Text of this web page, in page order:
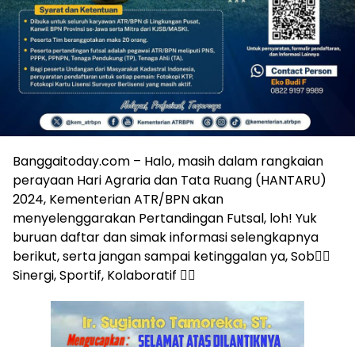
Banggaitoday.com – Halo, masih dalam rangkaian
perayaan Hari Agraria dan Tata Ruang (HANTARU)
2024, Kementerian ATR/BPN akan
menyelenggarakan Pertandingan Futsal, loh! Yuk
buruan daftar dan simak informasi selengkapnya
berikut, serta jangan sampai ketinggalan ya, Sob☝🏼
Sinergi, Sportif, Kolaboratif ✊🏼